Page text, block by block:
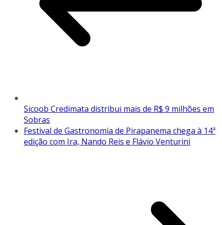
Sicoob Credimata distribui mais de R$ 9 milhões em
Sobras
Festival de Gastronomia de Pirapanema chega à 14ª
edição com Ira, Nando Reis e Flávio Venturini